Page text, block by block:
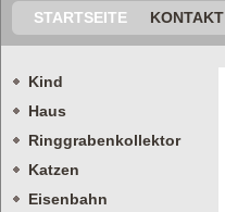
STARTSEITE KONTAKT
Kind
Haus
Ringgrabenkollektor
Katzen
Eisenbahn